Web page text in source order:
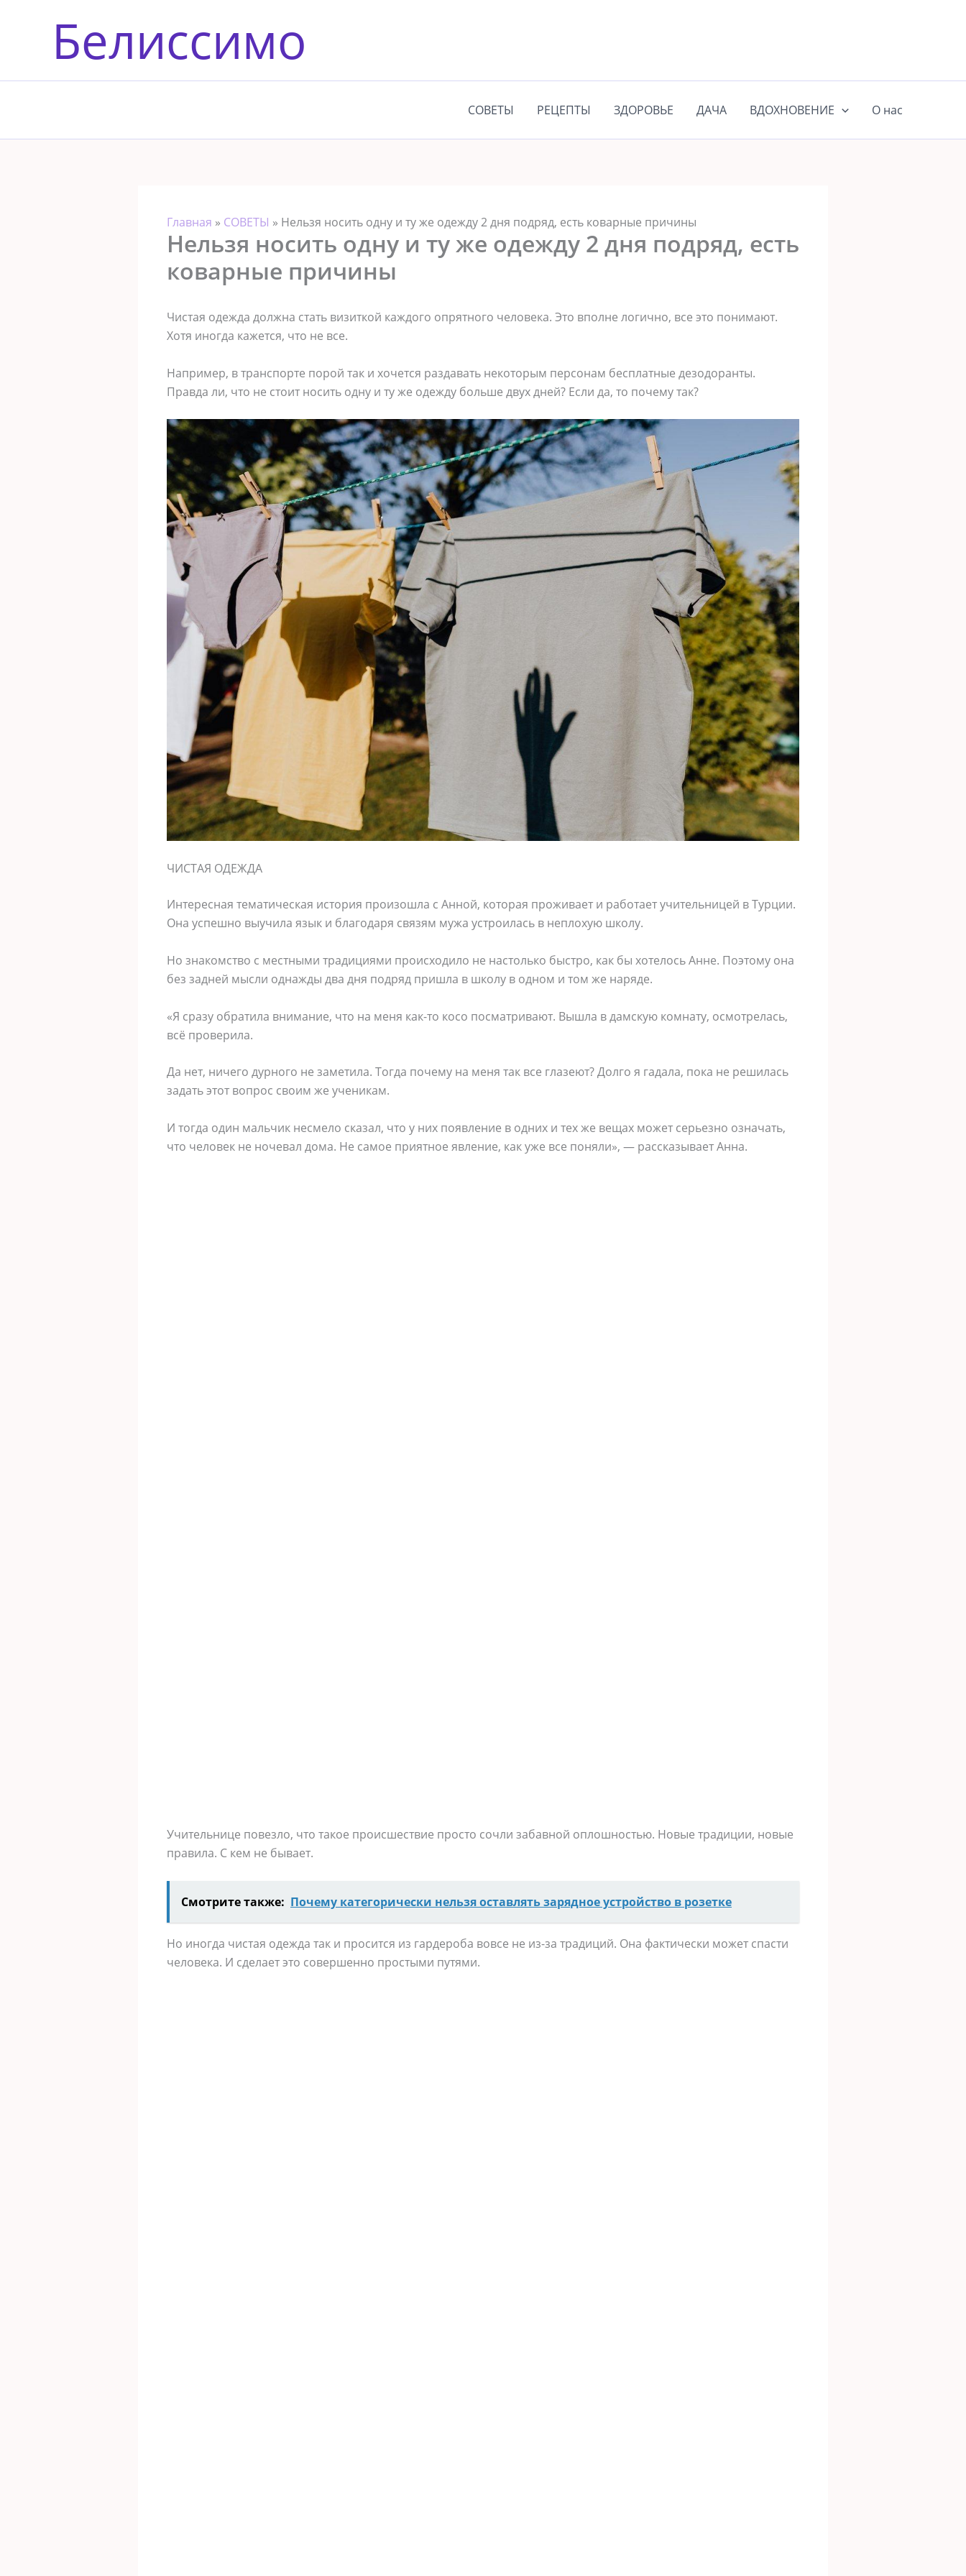
содержимомуБелиссимо
СОВЕТЫ РЕЦЕПТЫ ЗДОРОВЬЕ ДАЧА ВДОХНОВЕНИЕ О нас
Главная » СОВЕТЫ » Нельзя носить одну и ту же одежду 2 дня подряд, есть коварные причины
Нельзя носить одну и ту же одежду 2 дня подряд, есть
коварные причины
Чистая одежда должна стать визиткой каждого опрятного человека. Это вполне логично, все это понимают.
Хотя иногда кажется, что не все.
Например, в транспорте порой так и хочется раздавать некоторым персонам бесплатные дезодоранты.
Правда ли, что не стоит носить одну и ту же одежду больше двух дней? Если да, то почему так?
ЧИСТАЯ ОДЕЖДА
Интересная тематическая история произошла с Анной, которая проживает и работает учительницей в Турции.
Она успешно выучила язык и благодаря связям мужа устроилась в неплохую школу.
Но знакомство с местными традициями происходило не настолько быстро, как бы хотелось Анне. Поэтому она
без задней мысли однажды два дня подряд пришла в школу в одном и том же наряде.
«Я сразу обратила внимание, что на меня как-то косо посматривают. Вышла в дамскую комнату, осмотрелась,
всё проверила.
Да нет, ничего дурного не заметила. Тогда почему на меня так все глазеют? Долго я гадала, пока не решилась
задать этот вопрос своим же ученикам.
И тогда один мальчик несмело сказал, что у них появление в одних и тех же вещах может серьезно означать,
что человек не ночевал дома. Не самое приятное явление, как уже все поняли», — рассказывает Анна.
Учительнице повезло, что такое происшествие просто сочли забавной оплошностью. Новые традиции, новые
правила. С кем не бывает.
Смотрите также: Почему категорически нельзя оставлять зарядное устройство в розетке
Но иногда чистая одежда так и просится из гардероба вовсе не из-за традиций. Она фактически может спасти
человека. И сделает это совершенно простыми путями.